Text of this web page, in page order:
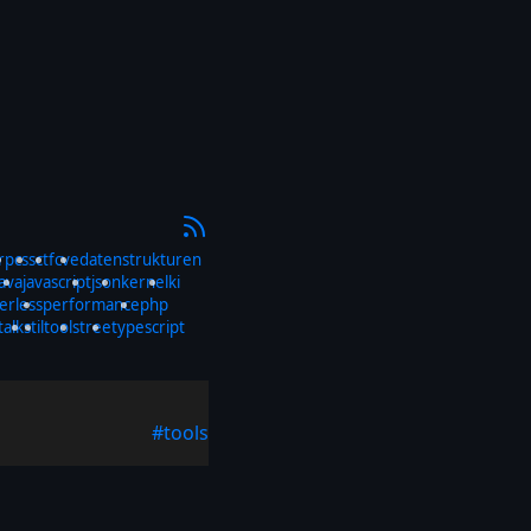
cssctfcvedatenstrukturen
javascriptjsonkernelki
performancephp
tiltoolstreetypescript
#tools